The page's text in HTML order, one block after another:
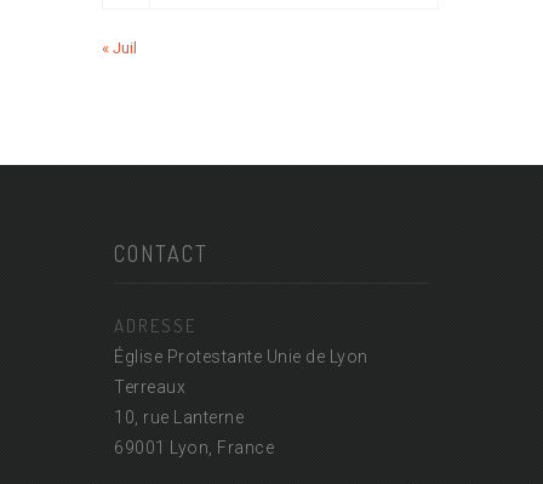
« Juil
CONTACT
ADRESSE
Église Protestante Unie de Lyon
Terreaux
10, rue Lanterne
69001 Lyon, France